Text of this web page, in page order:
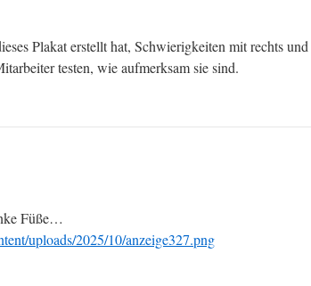
Plakat erstellt hat, Schwierigkeiten mit rechts und
testen, wie aufmerksam sie sind.
Füße…
uploads/2025/10/anzeige327.png